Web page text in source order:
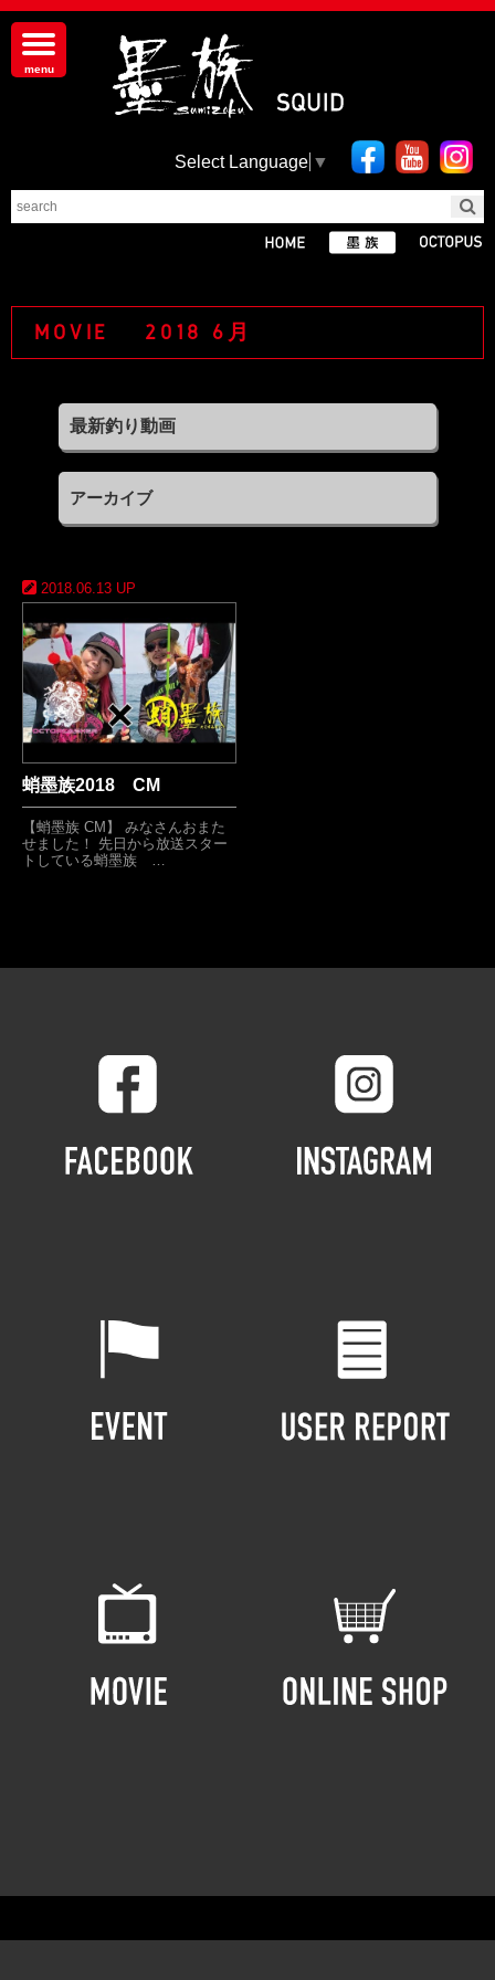
Select Language ▼
MOVIE 2018 6月
アーカイブ
2018.06.13 UP
蛸墨族2018 CM
【蛸墨族 CM】 みなさんおまた
せました！ 先日から放送スター
トしている蛸墨族 …